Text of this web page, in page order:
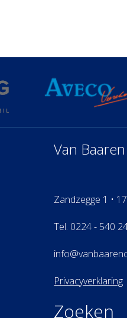
Van
Zandzegge 1 •
Tel. 0224 - 540
Privacyverklaring
Zoeken